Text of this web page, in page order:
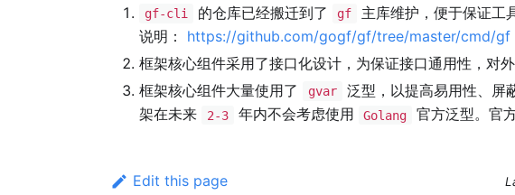
gf-cli 的仓库已经搬迁到了 gf
主库维护，便于保证工
说明： https://github.com/gogf/gf/tree/master/cmd/gf
框架核心组件采用了接口化设计，为保证接口通用性，对
框架核心组件大量使用了
gvar
泛型，以提高易用性、屏
架在未来
2-3 年内不会考虑使用 Golang 官方泛型。官
Edit this page